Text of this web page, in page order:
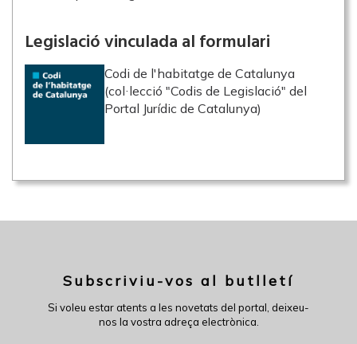
Legislació vinculada al formulari
Codi de l'habitatge de Catalunya
(col·lecció "Codis de Legislació" del
Portal Jurídic de Catalunya)
Subscriviu-vos al butlletí
Si voleu estar atents a les novetats del portal, deixeu-
nos la vostra adreça electrònica.